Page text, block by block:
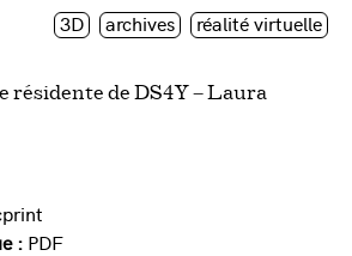
3D archives réalité virtuelle
résidente de DS4Y – Laura
: PDF